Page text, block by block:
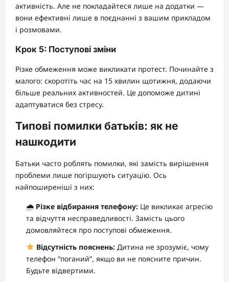
активність. Але не покладайтеся лише на додатки —
вони ефективні лише в поєднанні з вашим прикладом
і розмовами.
Крок 5: Поступові зміни
Різке обмеження може викликати протест. Починайте з
малого: скоротіть час на 15 хвилин щотижня, додаючи
більше реальних активностей. Це допоможе дитині
адаптуватися без стресу.
Типові помилки батьків: як не
нашкодити
Батьки часто роблять помилки, які замість вирішення
проблеми лише погіршують ситуацію. Ось
найпоширеніші з них:
🌧 Різке відбирання телефону: Це викликає агресію
та відчуття несправедливості. Замість цього
домовляйтеся про поступові обмеження.
Відсутність пояснень:Дитина не зрозуміє, чому
телефон “поганий”, якщо ви не поясните причин.
Будьте відвертими.